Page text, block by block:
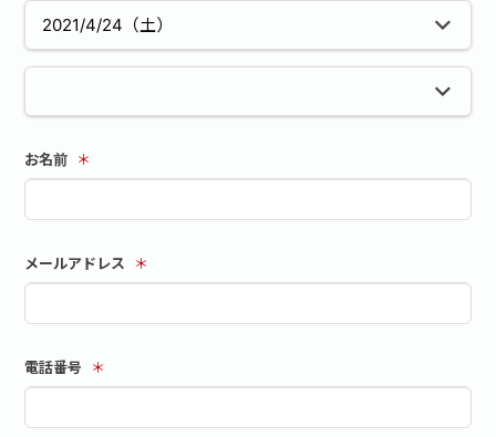
お名前 ＊
メールアドレス ＊
電話番号 ＊